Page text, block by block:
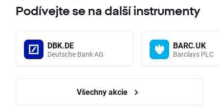
Podívejte se na další instrumenty
DBK.DE
Deutsche Bank AG
BARC.UK
Barclays PLC
Všechny akcie